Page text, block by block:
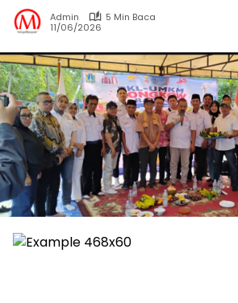
Admin
5 Min Baca
11/06/2026